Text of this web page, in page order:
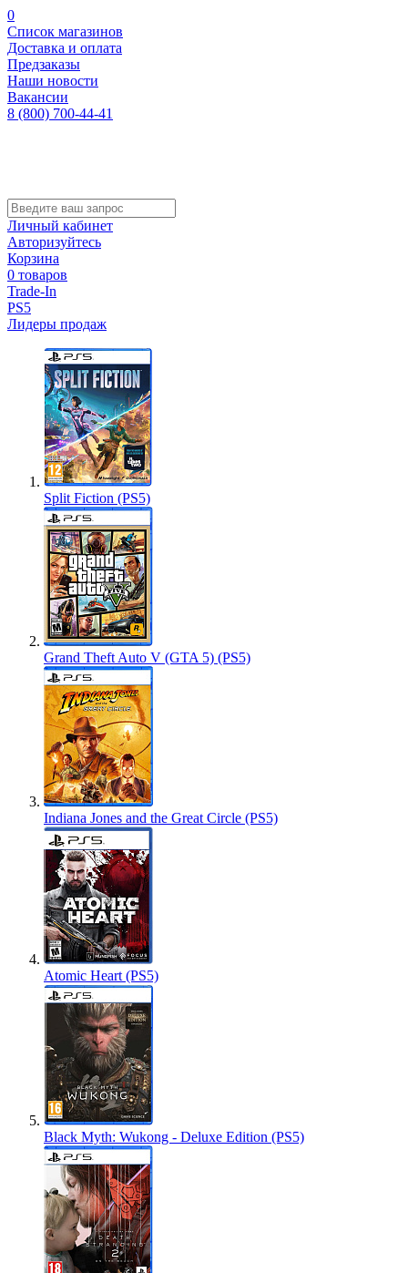
0
Список магазинов
Доставка и оплата
Предзаказы
Наши новости
Вакансии
8 (800) 700-44-41
Личный кабинет
Авторизуйтесь
Корзина
0 товаров
Trade-In
PS5
Лидеры продаж
Split Fiction (PS5)
Grand Theft Auto V (GTA 5) (PS5)
Indiana Jones and the Great Circle (PS5)
Atomic Heart (PS5)
Black Myth: Wukong - Deluxe Edition (PS5)